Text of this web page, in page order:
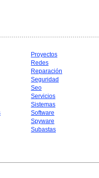
Proyectos
Redes
Reparación
Seguridad
Seo
Servicios
Sistemas
Software
Spyware
Subastas